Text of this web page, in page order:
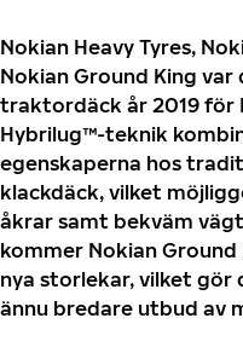
Nokian Heavy Tyres,
Nokian Ground King
traktordäck år 2019 för
Hybrilug™-teknik
egenskaperna hos
klackdäck, vilket
åkrar samt bekväm
kommer Nokian
nya storlekar, vilket
ännu bredare utbud av